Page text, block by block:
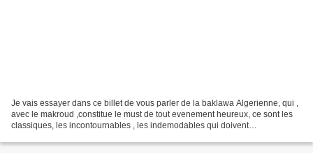
Je vais essayer dans ce billet de vous parler de la baklawa Algerienne, qui ,
avec le makroud ,constitue le must de tout evenement heureux, ce sont les
classiques, les incontournables , les indemodables qui doivent